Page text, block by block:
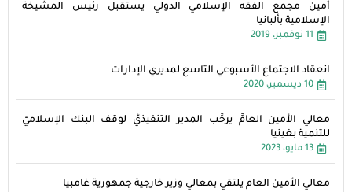
أمين مجمع الفقه الإسلامي الدولي يستقبل رئيس المشيخة
الإسلامية بألبانيا
11 نوفمبر، 2019
انعقاد الاجتماع الأسبوعي التاسع لمديري الإدارات
10 ديسمبر، 2020
معالي الأمين العامِّ يرحِّب المدير التنفيذيَّ لوقف البنك الإسلاميّ
للتنمية بغينيا
13 مايو، 2023
معالي الأمين العام يلتقي بمعالي وزير خارجية جمهورية غامبيا